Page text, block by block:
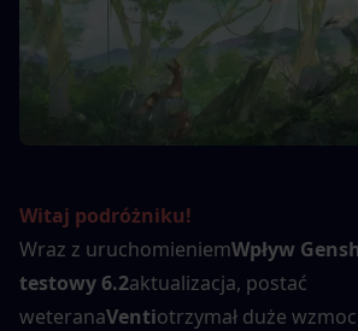
Witaj podróżniku!
Wraz z uruchomieniemWpływ
testowy 6.2aktualizacja, postać
weteranaVentiotrzymał duże